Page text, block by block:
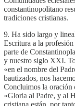
constantinopolitano
tradiciones cristianas.
9. Ha sido largo y
Escritura a la
parte de
y nuestro siglo XXI.
«en el nombre del
bautizados, nos
Concluimos la oración
«Gloria al Padre, y al
cristiana están, por